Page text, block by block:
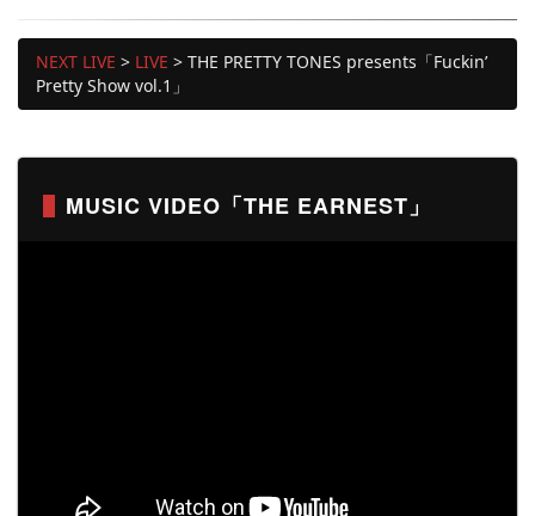
NEXT LIVE > LIVE > THE PRETTY TONES presents「Fuckin’
Pretty Show vol.1」
MUSIC VIDEO「THE EARNEST」